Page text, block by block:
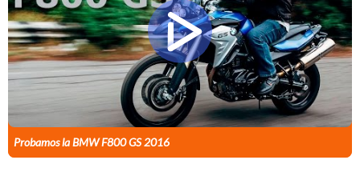
Probamos la BMW F800 GS 2016